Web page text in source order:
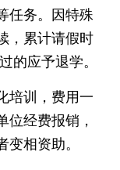
任务。因特殊
，累计请假时
的应予退学。
训，费用一
位经费报销，
相资助。